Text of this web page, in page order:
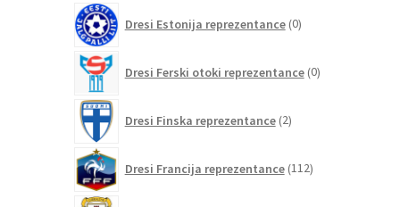
Dresi Estonija reprezentance 0izdelkov
Dresi Ferski otoki reprezentance 0izdelkov
Dresi Finska reprezentance 2izdelka
Dresi Francija reprezentance 112izdelkov